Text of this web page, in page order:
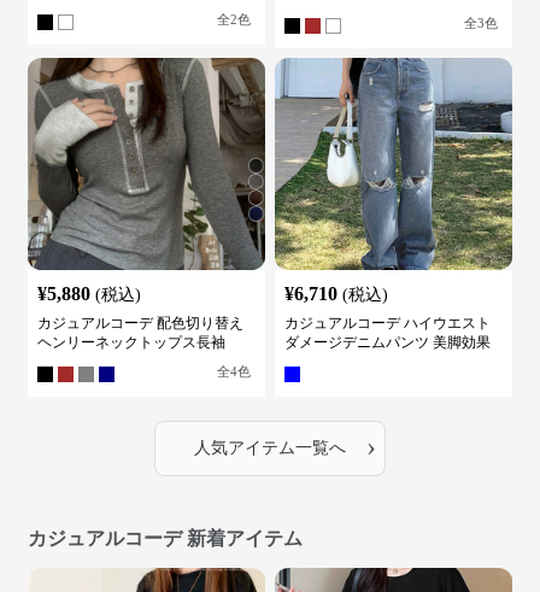
全2色 全3色
¥5,880 (税込)
カジュアルコーデ 配色切り替え
ヘンリーネックトップス長袖
全4色
¥6,710 (税込)
カジュアルコーデ ハイウエスト
ダメージデニムパンツ 美脚効果
人気アイテム一覧へ ›
カジュアルコーデ 新着アイテム